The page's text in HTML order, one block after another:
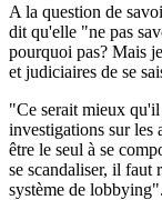
A la question de
dit qu'elle "ne pas
pourquoi pas? Mais
et judiciaires de se
"Ce serait mieux
investigations sur les
être le seul à se
se scandaliser, il faut
système de lobbying".